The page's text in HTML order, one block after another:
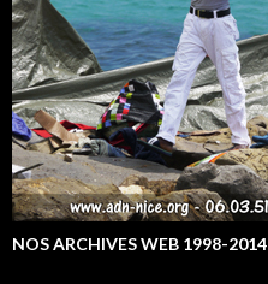
NOS ARCHIVES WEB 1998-2014